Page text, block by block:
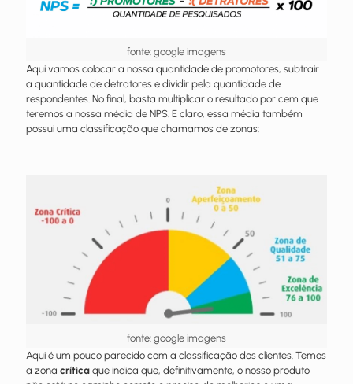
fonte: google imagens
Aqui vamos colocar a nossa quantidade de promotores, subtrair
a quantidade de detratores e dividir pela quantidade de
respondentes. No final, basta multiplicar o resultado por cem que
teremos a nossa média de NPS. E claro, essa média também
possui uma classificação que chamamos de zonas:
fonte: google imagens
Aqui é um pouco parecido com a classificação dos clientes. Temos
a zona crítica que indica que, definitivamente, o nosso produto